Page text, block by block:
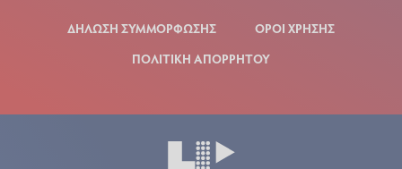
ΔΗΛΩΣΗ ΣΥΜΜΟΡΦΩΣΗΣ
ΟΡΟΙ ΧΡΗΣΗΣ
ΠΟΛΙΤΙΚΗ ΑΠΟΡΡΗΤΟΥ